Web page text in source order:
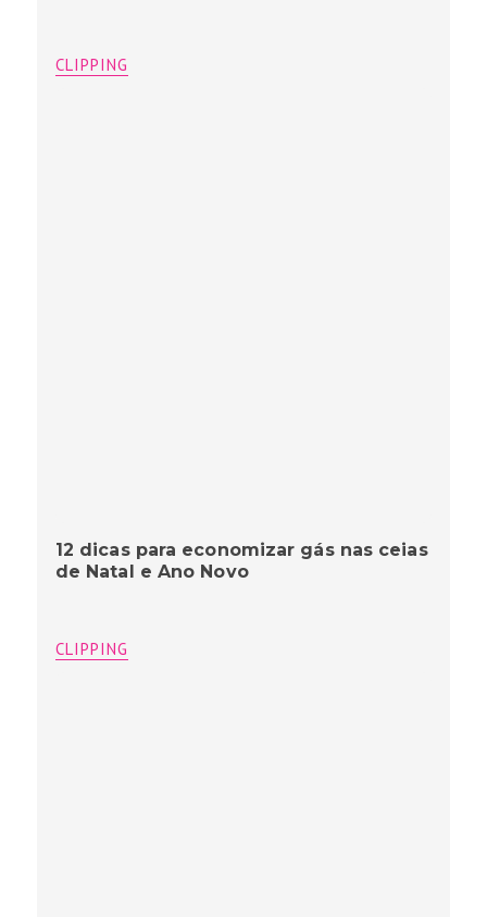
CLIPPING
12 dicas para economizar gás nas ceias
de Natal e Ano Novo
CLIPPING